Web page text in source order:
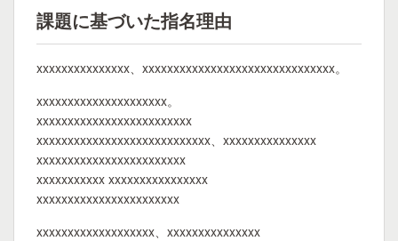
課題に基づいた指名理由
xxxxxxxxxxxxxxx、xxxxxxxxxxxxxxxxxxxxxxxxxxxxxxx。
xxxxxxxxxxxxxxxxxxxxx。
xxxxxxxxxxxxxxxxxxxxxxxxx
xxxxxxxxxxxxxxxxxxxxxxxxxxxx、xxxxxxxxxxxxxxx
xxxxxxxxxxxxxxxxxxxxxxxx
xxxxxxxxxxx xxxxxxxxxxxxxxxx
xxxxxxxxxxxxxxxxxxxxxxx
xxxxxxxxxxxxxxxxxxx、xxxxxxxxxxxxxxx